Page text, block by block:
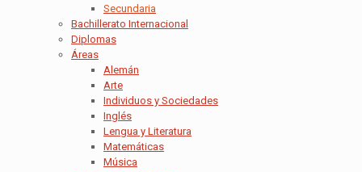
Secundaria
Bachillerato Internacional
Diplomas
Áreas
Alemán
Arte
Individuos y Sociedades
Inglés
Lengua y Literatura
Matemáticas
Música